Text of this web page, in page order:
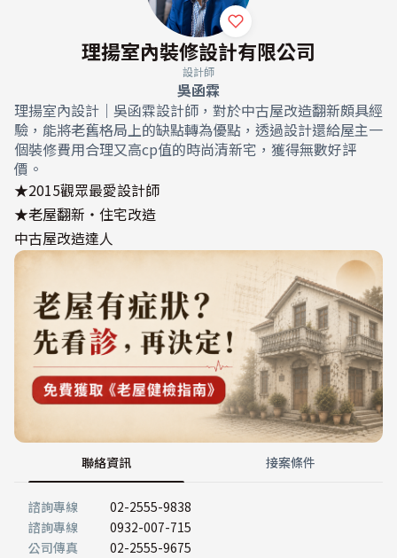
理揚室內裝修設計有限公司
設計師
吳函霖
理揚室內設計｜吳函霖設計師，對於中古屋改造翻新頗具經
驗，能將老舊格局上的缺點轉為優點，透過設計還給屋主一
個裝修費用合理又高cp值的時尚清新宅，獲得無數好評
價。
★2015觀眾最愛設計師
★老屋翻新‧住宅改造
中古屋改造達人
聯絡資訊 接案條件
諮詢專線
02-2555-9838
諮詢專線
0932-007-715
公司傳真
02-2555-9675